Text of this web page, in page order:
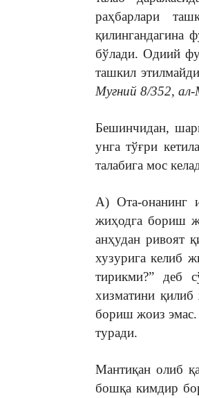
раҳбарлари
қилингандагина
бўлади. Одиий
ташкил
Муғний 8/352,
Бешинчидан,
унга тўғри
талабига мос
А) Ота-онанинг
жиҳодга бориш
анҳудан ривоят
хузурига келиб
тирикми?” деб
хизматини қилиб
бориш жоиз эмас.
туради.
Мантиқан олиб
бошқа кимдир